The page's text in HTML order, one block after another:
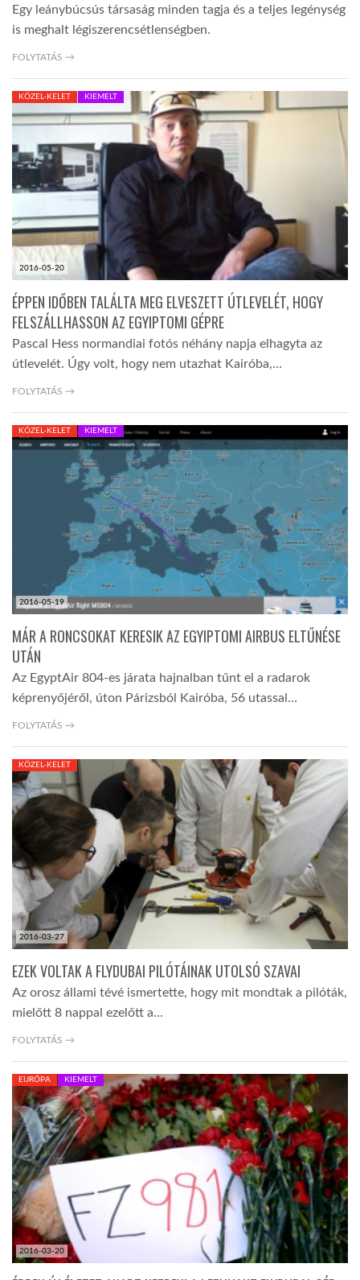
Egy leánybúcsús társaság minden tagja és a teljes legénység
is meghalt légiszerencsétlenségben.
FOLYTATÁS →
2016-05-20
KÖZEL-KELET KIEMELT
ÉPPEN IDŐBEN TALÁLTA MEG ELVESZETT ÚTLEVELÉT, HOGY
FELSZÁLLHASSON AZ EGYIPTOMI GÉPRE
Pascal Hess normandiai fotós néhány napja elhagyta az
útlevelét. Úgy volt, hogy nem utazhat Kairóba,…
FOLYTATÁS →
2016-05-19
KÖZEL-KELET KIEMELT
MÁR A RONCSOKAT KERESIK AZ EGYIPTOMI AIRBUS ELTŰNÉSE
UTÁN
Az EgyptAir 804-es járata hajnalban tűnt el a radarok
képrenyőjéről, úton Párizsból Kairóba, 56 utassal…
FOLYTATÁS →
2016-03-27
KÖZEL-KELET
EZEK VOLTAK A FLYDUBAI PILÓTÁINAK UTOLSÓ SZAVAI
Az orosz állami tévé ismertette, hogy mit mondtak a pilóták,
mielőtt 8 nappal ezelőtt a…
FOLYTATÁS →
2016-03-20
EURÓPA KIEMELT